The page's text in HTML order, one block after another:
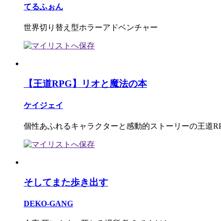
てるふぉん
世界切り替え型ホラーアドベンチャー
【王道RPG】リオと魔法の本
ケイジェイ
個性あふれるキャラクターと感動的ストーリーの王道
そしてまた歩き出す
DEKO-GANG